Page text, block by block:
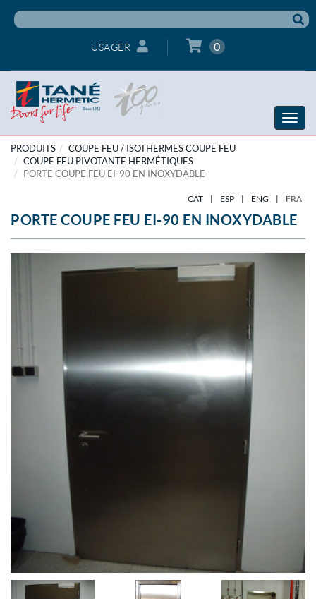
USAGER 0
Toggle
PRODUITS
COUPE FEU / ISOTHERMES COUPE FEU
COUPE FEU PIVOTANTE HERMÉTIQUES
PORTE COUPE FEU EI-90 EN INOXYDABLE
CAT | ESP | ENG | FRA
PORTE COUPE FEU EI-90 EN INOXYDABLE